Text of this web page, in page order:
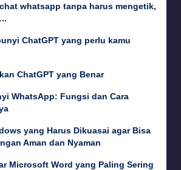
whatsapp tanpa harus mengetik,
ChatGPT yang perlu kamu
ChatGPT yang Benar
WhatsApp: Fungsi dan Cara
yang Harus Dikuasai agar Bisa
Aman dan Nyaman
Microsoft Word yang Paling Sering